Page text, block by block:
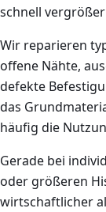
schnell
Wir reparieren
offene Nähte,
defekte
das
häufig die
Gerade bei
oder größeren
wirtschaftlicher